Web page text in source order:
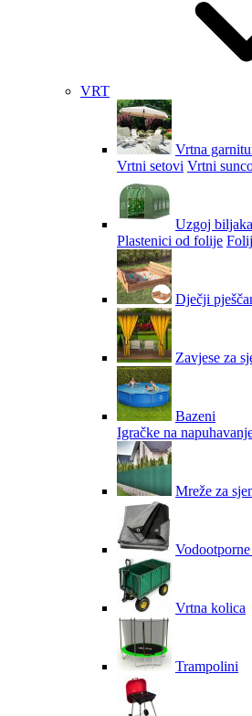
VRT
Vrtna
Vrtni setovi Vrtni
Uzgoj biljaka
Plastenici od folije
Dječji
Zavjese za
Bazeni
Igračke na
Mreže za
Vodootporne
Vrtna kolica
Trampolini